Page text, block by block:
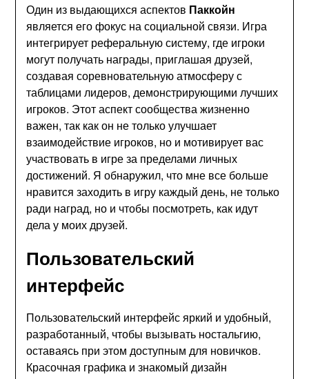
Один из выдающихся аспектов Паккойн
является его фокус на социальной связи. Игра
интегрирует реферальную систему, где игроки
могут получать награды, приглашая друзей,
создавая соревновательную атмосферу с
таблицами лидеров, демонстрирующими лучших
игроков. Этот аспект сообщества жизненно
важен, так как он не только улучшает
взаимодействие игроков, но и мотивирует вас
участвовать в игре за пределами личных
достижений. Я обнаружил, что мне все больше
нравится заходить в игру каждый день, не только
ради наград, но и чтобы посмотреть, как идут
дела у моих друзей.
Пользовательский
интерфейс
Пользовательский интерфейс яркий и удобный,
разработанный, чтобы вызывать ностальгию,
оставаясь при этом доступным для новичков.
Красочная графика и знакомый дизайн